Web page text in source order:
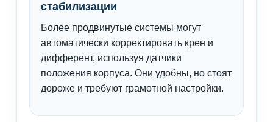
стабилизации
Более продвинутые системы могут
автоматически корректировать крен и
дифферент, используя датчики
положения корпуса. Они удобны, но стоят
дороже и требуют грамотной настройки.